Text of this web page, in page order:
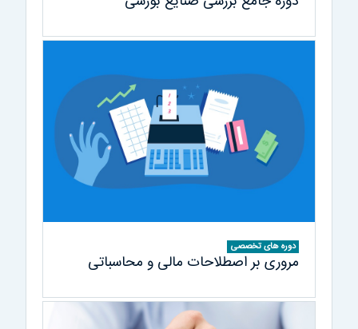
دوره های تخصصی
مروری بر اصطلاحات مالی و محاسباتی